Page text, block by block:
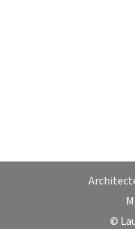
©